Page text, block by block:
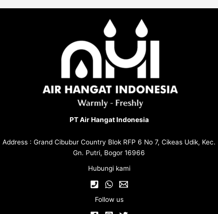
PT Air Hangat Indonesia
Address : Grand Cibubur Country Blok RFP 6 No 7, Cikeas Udik, Kec.
Gn. Putri, Bogor 16966
Hubungi kami
Follow us